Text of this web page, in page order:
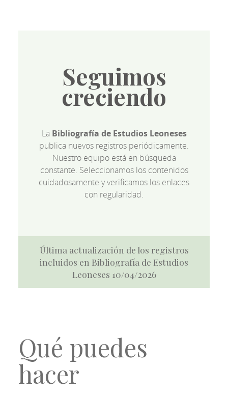
Seguimos
creciendo
La Bibliografía de Estudios Leoneses
publica nuevos registros periódicamente.
Nuestro equipo está en búsqueda
constante. Seleccionamos los contenidos
cuidadosamente y verificamos los enlaces
con regularidad.
Última actualización de los registros
incluidos en Bibliografía de Estudios
Leoneses 10/04/2026
Qué puedes
hacer